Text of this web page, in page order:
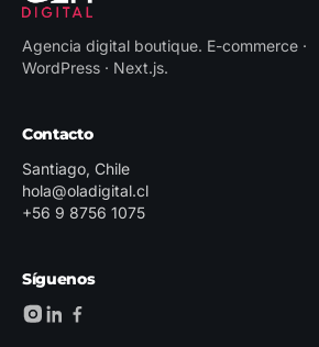
Agencia digital boutique. E-commerce ·
WordPress · Next.js.
Contacto
Santiago, Chile
hola@oladigital.cl
+56 9 8756 1075
Síguenos